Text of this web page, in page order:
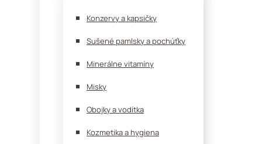
Konzervy a kapsičky
Sušené pamlsky a pochúťky
Minerálne vitamíny
Misky
Obojky a vodítka
Kozmetika a hygiena